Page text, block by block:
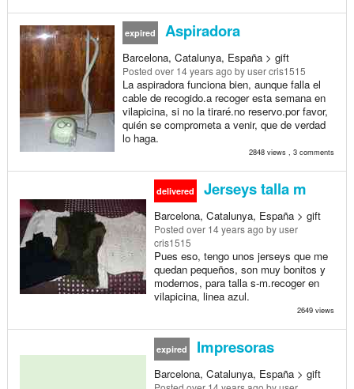
expired Aspiradora
Barcelona, Catalunya, España > gift
Posted over 14 years ago by user cris1515
La aspiradora funciona bien, aunque falla el
cable de recogido.a recoger esta semana en
vilapicina, si no la tiraré.no reservo.por favor,
quién se comprometa a venir, que de verdad
lo haga.
2848 views , 3 comments
delivered Jerseys talla m
Barcelona, Catalunya, España > gift
Posted over 14 years ago by user
cris1515
Pues eso, tengo unos jerseys que me
quedan pequeños, son muy bonitos y
modernos, para talla s-m.recoger en
vilapicina, linea azul.
2649 views
expired Impresoras
Barcelona, Catalunya, España > gift